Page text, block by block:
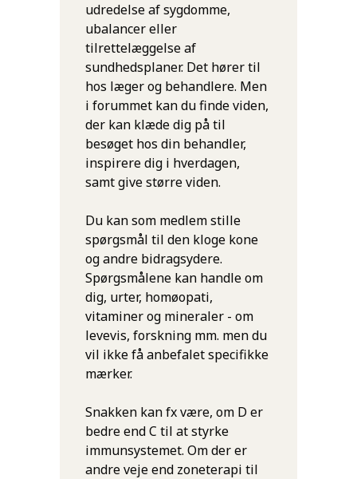
udredelse af sygdomme,
ubalancer eller
tilrettelæggelse af
sundhedsplaner. Det hører til
hos læger og behandlere. Men
i forummet kan du finde viden,
der kan klæde dig på til
besøget hos din behandler,
inspirere dig i hverdagen,
samt give større viden.
Du kan som medlem stille
spørgsmål til den kloge kone
og andre bidragsydere.
Spørgsmålene kan handle om
dig, urter, homøopati,
vitaminer og mineraler - om
levevis, forskning mm. men du
vil ikke få anbefalet specifikke
mærker.
Snakken kan fx være, om D er
bedre end C til at styrke
immunsystemet. Om der er
andre veje end zoneterapi til